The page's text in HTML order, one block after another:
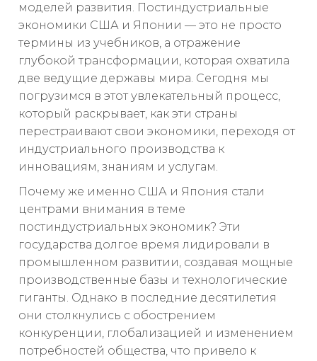
моделей развития. Постиндустриальные
экономики США и Японии — это не просто
термины из учебников, а отражение
глубокой трансформации, которая охватила
две ведущие державы мира. Сегодня мы
погрузимся в этот увлекательный процесс,
который раскрывает, как эти страны
перестраивают свои экономики, переходя от
индустриального производства к
инновациям, знаниям и услугам.
Почему же именно США и Япония стали
центрами внимания в теме
постиндустриальных экономик? Эти
государства долгое время лидировали в
промышленном развитии, создавая мощные
производственные базы и технологические
гиганты. Однако в последние десятилетия
они столкнулись с обострением
конкуренции, глобализацией и изменением
потребностей общества, что привело к